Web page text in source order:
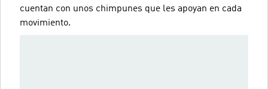
cuentan con unos chimpunes que les apoyan en cada
movimiento.